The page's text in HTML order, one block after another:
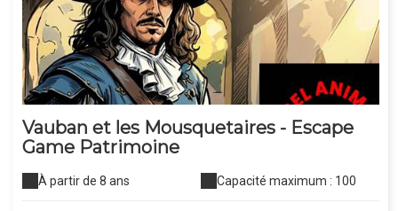
Vauban et les Mousquetaires - Escape
Game Patrimoine
À partir de 8 ans Capacité maximum : 100